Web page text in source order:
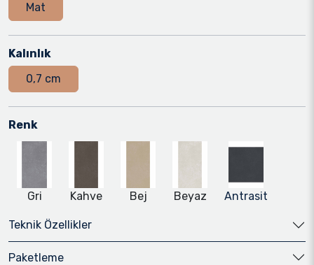
Mat
Kalınlık
0,7 cm
Renk
Gri Kahve Bej Beyaz Antrasit
Teknik Özellikler
Paketleme